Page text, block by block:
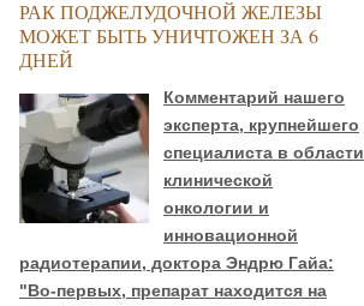
РАК ПОДЖЕЛУДОЧНОЙ ЖЕЛЕЗЫ
МОЖЕТ БЫТЬ УНИЧТОЖЕН ЗА 6
ДНЕЙ
Комментарий нашего
эксперта, крупнейшего
специалиста в области
клинической
онкологии и
инновационной
радиотерапии, доктора Эндрю Гайа:
"Bо-первых, препарат находится на